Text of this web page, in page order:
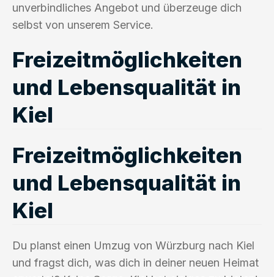
unverbindliches Angebot und überzeuge dich
selbst von unserem Service.
Freizeitmöglichkeiten
und Lebensqualität in
Kiel
Freizeitmöglichkeiten
und Lebensqualität in
Kiel
Du planst einen Umzug von Würzburg nach Kiel
und fragst dich, was dich in deiner neuen Heimat